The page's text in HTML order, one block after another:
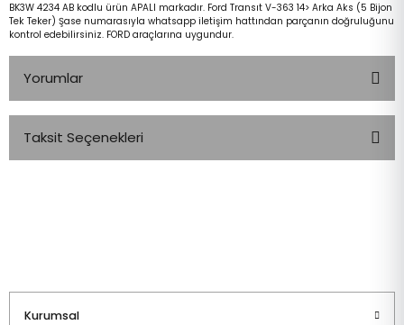
BK3W 4234 AB kodlu ürün APALI markadır. Ford Transıt V-363 14> Arka Aks (5 Bijon
Tek Teker) Şase numarasıyla whatsapp iletişim hattından parçanın doğruluğunu
kontrol edebilirsiniz. FORD araçlarına uygundur.
Yorumlar
Taksit Seçenekleri
Kurumsal